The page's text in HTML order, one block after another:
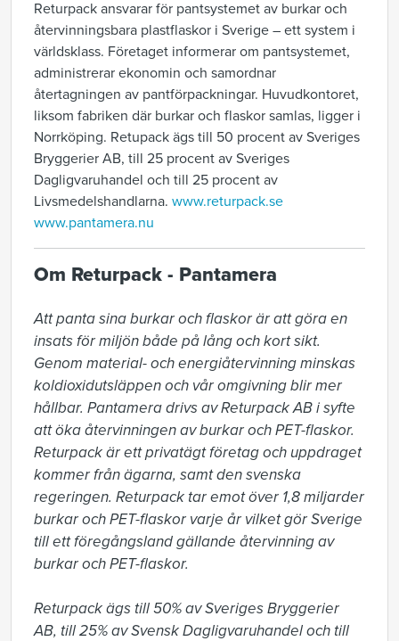
Returpack ansvarar för pantsystemet av burkar och
återvinningsbara plastflaskor i Sverige – ett system i
världsklass. Företaget informerar om pantsystemet,
administrerar ekonomin och samordnar
återtagningen av pantförpackningar. Huvudkontoret,
liksom fabriken där burkar och flaskor samlas, ligger i
Norrköping. Retupack ägs till 50 procent av Sveriges
Bryggerier AB, till 25 procent av Sveriges
Dagligvaruhandel och till 25 procent av
Livsmedelshandlarna. www.returpack.se
www.pantamera.nu
Om Returpack - Pantamera
Att panta sina burkar och flaskor är att göra en
insats för miljön både på lång och kort sikt.
Genom material- och energiåtervinning minskas
koldioxidutsläppen och vår omgivning blir mer
hållbar. Pantamera drivs av Returpack AB i syfte
att öka återvinningen av burkar och PET-flaskor.
Returpack är ett privatägt företag och uppdraget
kommer från ägarna, samt den svenska
regeringen. Returpack tar emot över 1,8 miljarder
burkar och PET-flaskor varje år vilket gör Sverige
till ett föregångsland gällande återvinning av
burkar och PET-flaskor.
Returpack ägs till 50% av Sveriges Bryggerier
AB, till 25% av Svensk Dagligvaruhandel och till